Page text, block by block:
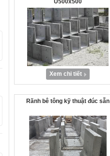
U500x500
Xem chi tiết
Rãnh bê tông kỹ thuật đúc sẵn